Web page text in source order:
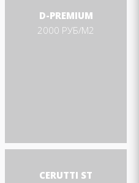
D-PREMIUM
2000 РУБ/М2
CERUTTI ST